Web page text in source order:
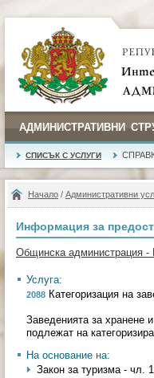
АДМИНИСТРАТИВНИ
СПИСЪК С УСЛУГИ
Начало / Административни
Информация за
Общинска администрация
Услуга:
2088 Категоризация на
Заведенията за хранене
подлежат на
На основание на:
Закон за туризма - чл.